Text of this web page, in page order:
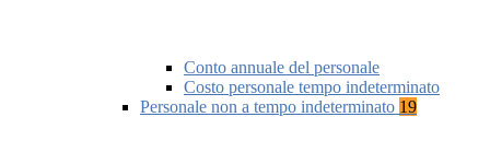
Conto annuale del personale
Costo personale tempo indeterminato
Personale non a tempo indeterminato 19